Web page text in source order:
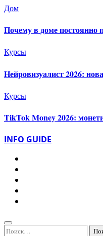
Дом
Почему в доме постоянно
Курсы
Нейровизуалист 2026:
Курсы
TikTok Money 2026:
INFO GUIDE
Найти: